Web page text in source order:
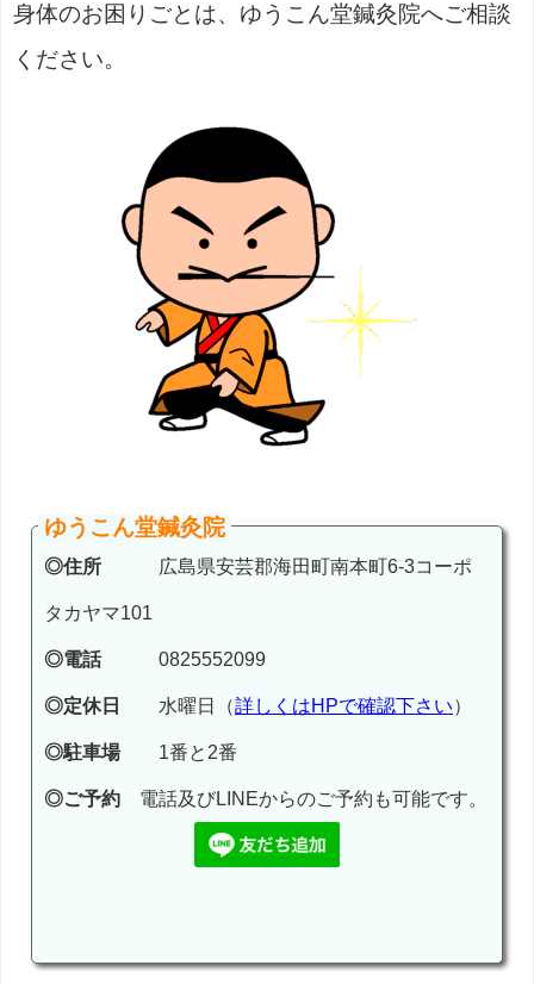
身体のお困りごとは、ゆうこん堂鍼灸院へご相談
ください。
ゆうこん堂鍼灸院
◎住所 広島県安芸郡海田町南本町6-3コーポ
タカヤマ101
◎電話0825552099
◎定休日 水曜日（詳しくはHPで確認下さい）
◎駐車場1番と2番
◎ご予約 電話及びLINEからのご予約も可能です。